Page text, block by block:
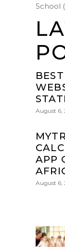
School
August 6,
APP
August 6,